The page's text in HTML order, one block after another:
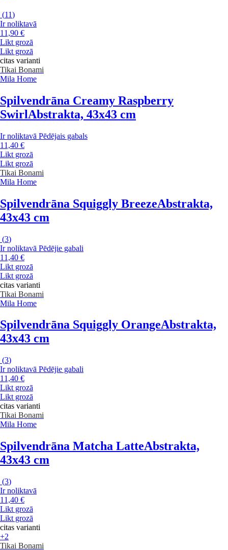
(11)
Ir noliktavā
11,90 €
Likt grozā
Likt grozā
citas varianti
Tikai Bonami
Mila Home
Spilvendrāna Creamy Raspberry
SwirlAbstrakta, 43x43 cm
Ir noliktavā Pēdējais gabals
11,40 €
Likt grozā
Likt grozā
Tikai Bonami
Mila Home
Spilvendrāna Squiggly BreezeAbstrakta,
43x43 cm
(3)
Ir noliktavā Pēdējie gabali
11,40 €
Likt grozā
Likt grozā
citas varianti
Tikai Bonami
Mila Home
Spilvendrāna Squiggly OrangeAbstrakta,
43x43 cm
(3)
Ir noliktavā Pēdējie gabali
11,40 €
Likt grozā
Likt grozā
citas varianti
Tikai Bonami
Mila Home
Spilvendrāna Matcha LatteAbstrakta,
43x43 cm
(3)
Ir noliktavā
11,40 €
Likt grozā
Likt grozā
citas varianti
+2
Tikai Bonami